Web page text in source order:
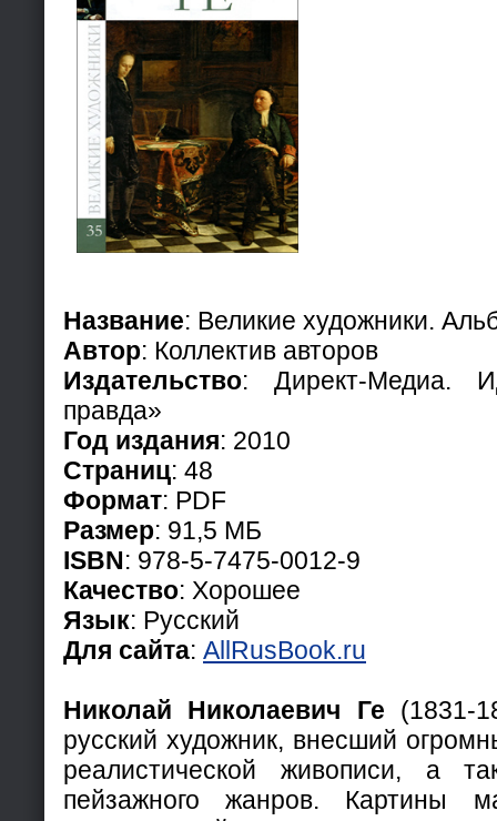
Название: Великие художники.
Автор: Коллектив авторов
Издательство: Директ-Медиа.
правда»
Год издания: 2010
Страниц: 48
Формат: PDF
Размер: 91,5 МБ
ISBN: 978-5-7475-0012-9
Качество: Хорошее
Язык: Русский
Для сайта: AllRusBook.ru
Николай Николаевич Ге (1831-
русский художник, внесший
реалистической живописи, а
пейзажного жанров. Картины